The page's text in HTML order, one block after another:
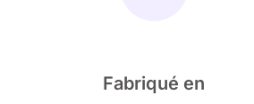
Fabriqué en